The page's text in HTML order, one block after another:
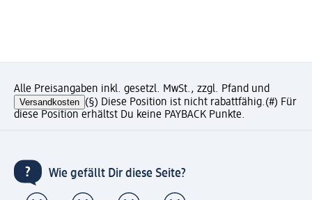
Alle Preisangaben inkl. gesetzl. MwSt., zzgl. Pfand und
Versandkosten (§) Diese Position ist nicht rabattfähig.(#) Für
diese Position erhältst Du keine PAYBACK Punkte.
Wie gefällt Dir diese Seite?